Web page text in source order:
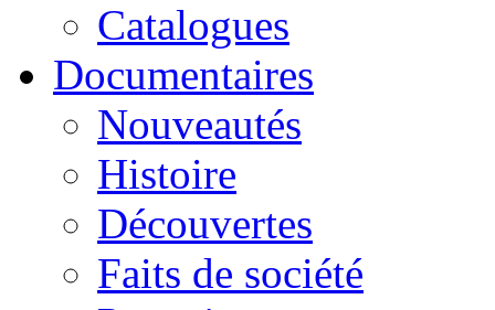
Catalogues
Documentaires
Nouveautés
Histoire
Découvertes
Faits de société